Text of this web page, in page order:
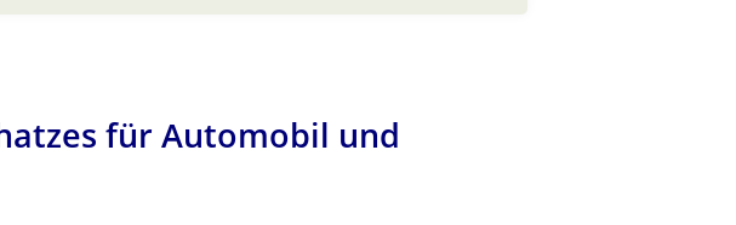
für Automobil und